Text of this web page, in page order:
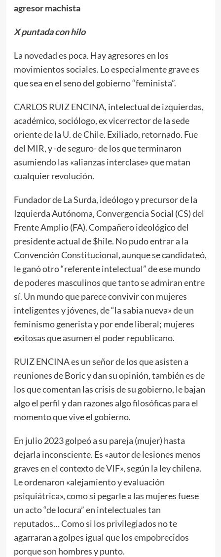
agresor machista
X puntada con hilo
La novedad es poca. Hay agresores en los
movimientos sociales. Lo especialmente grave es
que sea en el seno del gobierno “feminista”.
CARLOS RUIZ ENCINA, intelectual de izquierdas,
académico, sociólogo, ex vicerrector de la sede
oriente de la U. de Chile. Exiliado, retornado. Fue
del MIR, y -de seguro- de los que terminaron
asumiendo las «alianzas interclase» que matan
cualquier revolución.
Fundador de La Surda, ideólogo y precursor de la
Izquierda Autónoma, Convergencia Social (CS) del
Frente Amplio (FA). Compañero ideológico del
presidente actual de $hile. No pudo entrar a la
Convención Constitucional, aunque se candidateó,
le ganó otro “referente intelectual” de ese mundo
de poderes masculinos que tanto se admiran entre
sí. Un mundo que parece convivir con mujeres
inteligentes y jóvenes, de “la sabia nueva» de un
feminismo generista y por ende liberal; mujeres
exitosas que asumen el poder republicano.
RUIZ ENCINA es un señor de los que asisten a
reuniones de Boric y dan su opinión, también es de
los que comentan las crisis de su gobierno, le bajan
algo el perfil y dan razones algo filosóficas para el
momento que vive el gobierno.
En julio 2023 golpeó a su pareja (mujer) hasta
dejarla inconsciente. Es «autor de lesiones menos
graves en el contexto de VIF», según la ley chilena.
Le ordenaron «alejamiento y evaluación
psiquiátrica», como si pegarle a las mujeres fuese
un acto “de locura” en intelectuales tan
reputados… Como si los privilegiados no te
agarraran a golpes igual que los empobrecidos
porque son hombres y punto.